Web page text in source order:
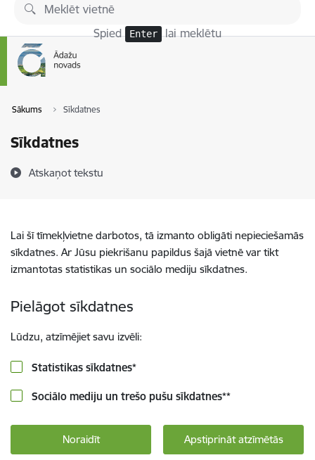
Pāriet uz lapas saturu
Spied Enter lai meklētu
Sākums Sīkdatnes
Sīkdatnes
Atskaņot tekstu
Lai šī tīmekļvietne darbotos, tā izmanto obligāti nepieciešamās
sīkdatnes. Ar Jūsu piekrišanu papildus šajā vietnē var tikt
izmantotas statistikas un sociālo mediju sīkdatnes.
Pielāgot sīkdatnes
Lūdzu, atzīmējiet savu izvēli:
Statistikas sīkdatnes*
Sociālo mediju un trešo pušu sīkdatnes**
Noraidīt Apstiprināt atzīmētās